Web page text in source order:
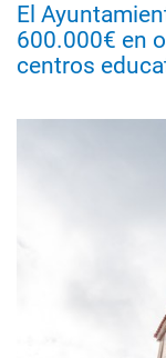
El
600.000€ en
centros